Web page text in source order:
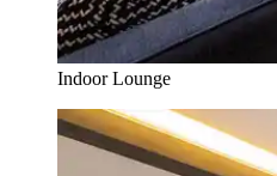
Indoor Lounge